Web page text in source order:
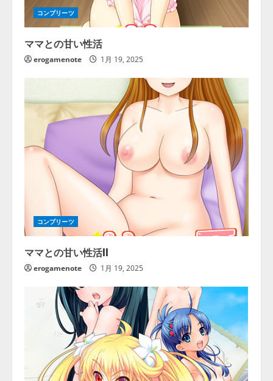
コンプリーツ
ママとの甘い性活
erogamenote 1月 19, 2025
コンプリーツ
ママとの甘い性活II
erogamenote 1月 19, 2025